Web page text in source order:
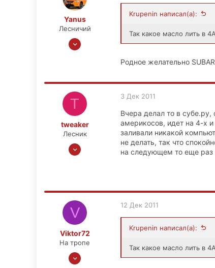
Кунцево
Yanus
Лесничий
8 Апр 2010
Krupenin написал(а):
Так какое масло лить в
Родное желательно
T
tweaker
Лесник
4 Ноя 2007
Москва, ВДНХ
3 Дек 2011
Вчера делал то в субе.ру,
америкосов, идет на 4-х
заливали никакой
не делать, так что
на следующем то еще раз
V
Viktor72
На тропе
9 Ноя 2009
12 Дек 2011
Krupenin написал(а):
Так какое масло лить в